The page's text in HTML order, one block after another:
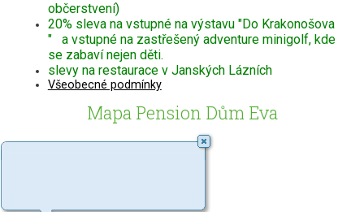
občerstvení)
20% sleva na vstupné na výstavu "Do Krakonošova
" a vstupné na zastřešený adventure minigolf, kde
se zabaví nejen děti.
slevy na restaurace v Janských Lázních
Všeobecné podmínky
Mapa Pension Dům Eva